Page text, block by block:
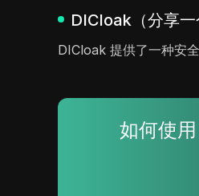
DICloak（分享一
DICloak 提供了一种安
如何使